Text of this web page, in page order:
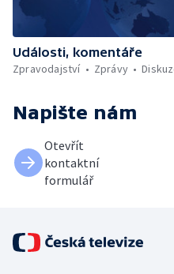
Události, komentáře
Zpravodajství
Zprávy
Napište nám
Otevřít
kontaktní
formulář